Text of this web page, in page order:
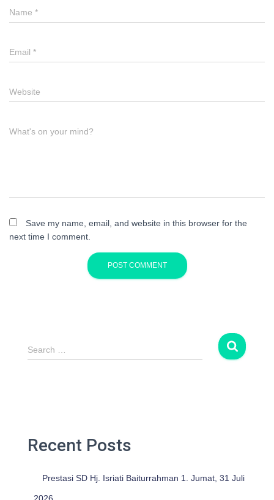
Name *
Email *
Website
What's on your mind?
Save my name, email, and website in this browser for the
next time I comment.
S
e
o
r
Search …
Recent Posts
Prestasi SD Hj. Isriati Baiturrahman 1. Jumat, 31 Juli